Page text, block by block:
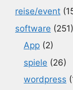
reise/event
software (251)
App (2)
spiele (26)
wordpress